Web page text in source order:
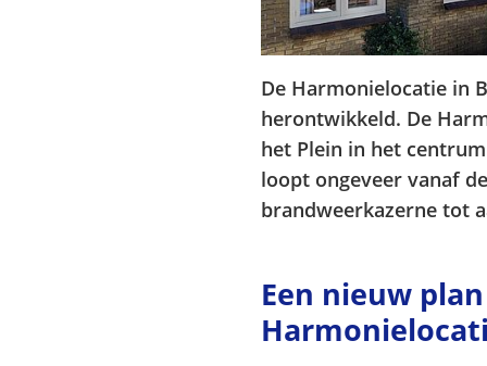
De Harmonielocatie in
herontwikkeld. De
het Plein in het
loopt ongeveer vanaf
brandweerkazerne tot
Een nieuw